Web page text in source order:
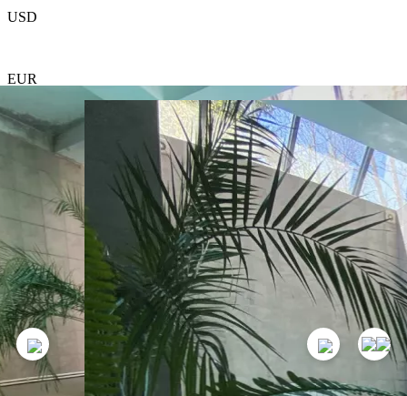
USD
EUR
ՆԱԽԸՆՏՐԱԾ
Նախագծի մասին
Կոնտակտներ
Համագործակցություն
100 000AMD
1գիշեր
Ամրագրել